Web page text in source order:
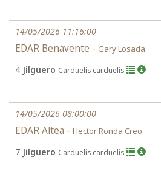
14/05/2026 11:16:00
EDAR Benavente - Gary Losada
4 Jilguero Carduelis carduelis
14/05/2026 08:00:00
EDAR Altea - Hector Ronda Creo
7 Jilguero Carduelis carduelis